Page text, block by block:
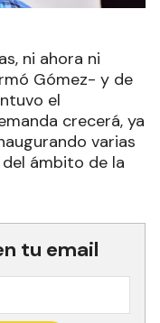
ni ahora ni
Gómez- y de
el
crecerá, ya
varias
ámbito de la
tu email